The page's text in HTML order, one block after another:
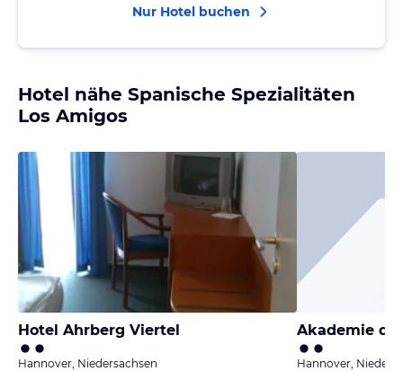
Nur Hotel buchen
Hotel nähe Spanische Spezialitäten
Los Amigos
Hotel Ahrberg Viertel
Hannover, Niedersachsen
Akademie
Hannover,